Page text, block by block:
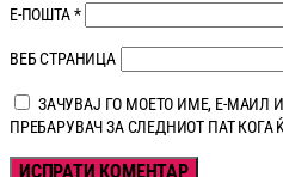
Е-ПОШТА*
ВЕБ СТРАНИЦА
ЗАЧУВАЈ ГО МОЕТО ИМЕ, Е-МАИЛ
ПРЕБАРУВАЧ ЗА СЛЕДНИОТ ПАТ КОГА